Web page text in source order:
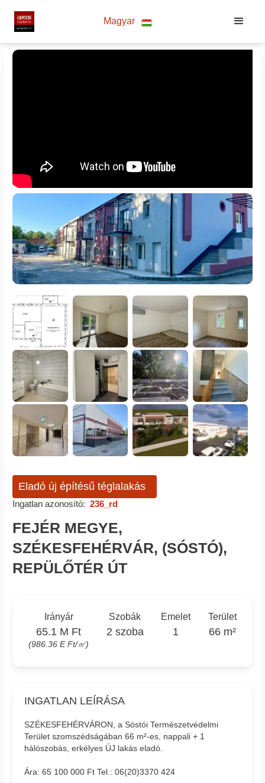
Magyar
Eladó új építésű téglalakás
Ingatlan azonosító: 236_rd
FEJÉR MEGYE,
SZÉKESFEHÉRVÁR, (SÓSTÓ),
REPÜLŐTÉR ÚT
Irányár
65.1 M Ft
(986.36 E Ft/㎡)
Szobák
2 szoba
Emelet
1
Terület
66 m²
INGATLAN LEÍRÁSA
SZÉKESFEHÉRVÁRON, a Sóstói Természetvédelmi
Terület szomszédságában 66 m²-es, nappali + 1
hálószobás, erkélyes ÚJ lakás eladó.
Ára: 65 100 000 Ft Tel.: 06(20)3370 424